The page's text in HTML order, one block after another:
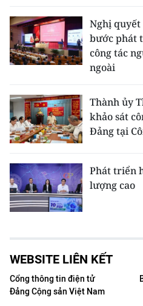
Nghị quyết
bước phát
công tác
ngoài
Thành ủy
khảo sát
Đảng tại
Phát triển
lượng cao
WEBSITE LIÊN KẾT
Cổng thông tin điện tử
Đảng Cộng sản Việt Nam